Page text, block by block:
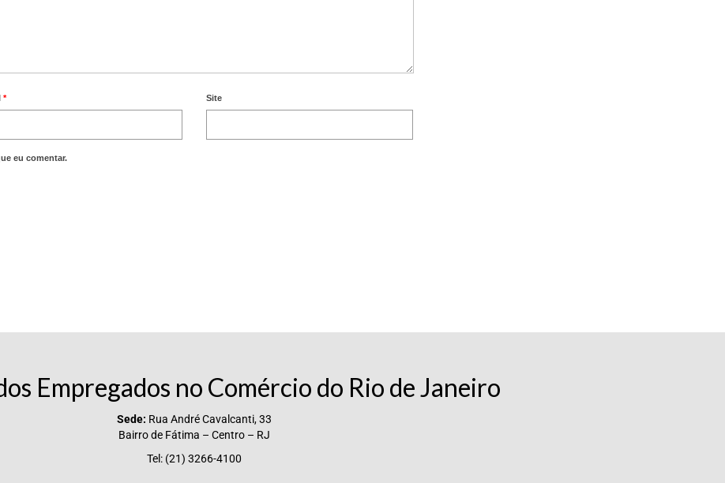
* Site
eu comentar.
Empregados no Comércio do Rio de Janeiro
Sede: Rua André Cavalcanti, 33
Bairro de Fátima – Centro – RJ
Tel: (21) 3266-4100